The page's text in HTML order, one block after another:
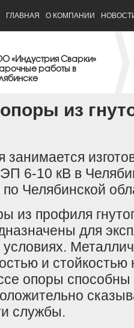
ГЛАВНАЯ О КОМПАНИИ
«Индустрия Сварки»
работы в
из
6-10 кВ в
Челябинской
из профиля
для
и стойкостью
опоры
службы.